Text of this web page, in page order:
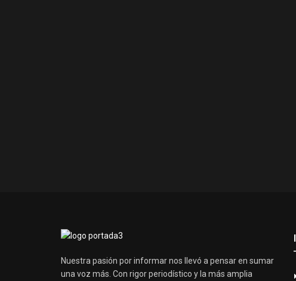
Nuestra pasión por informar nos llevó a pensar en sumar
una voz más. Con rigor periodístico y la más amplia